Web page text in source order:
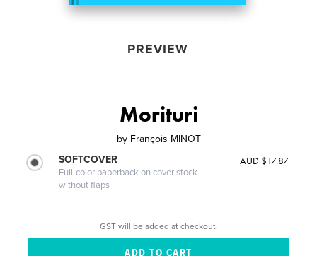
PREVIEW
Morituri
by François MINOT
SOFTCOVER
Full-color paperback on cover stock
without flaps
AUD $17.87
GST will be added at checkout.